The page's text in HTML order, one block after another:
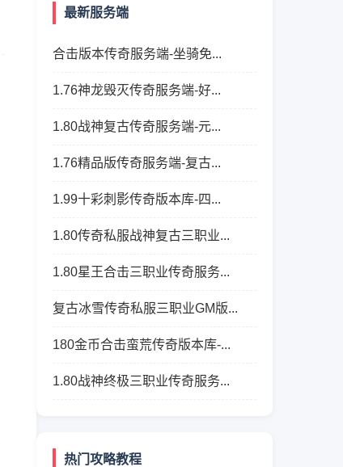
最新服务端
合击版本传奇服务端-坐骑免...
1.76神龙毁灭传奇服务端-好...
1.80战神复古传奇服务端-元...
1.76精品版传奇服务端-复古...
1.99十彩刺影传奇版本库-四...
1.80传奇私服战神复古三职业...
1.80星王合击三职业传奇服务...
复古冰雪传奇私服三职业GM版...
180金币合击蛮荒传奇版本库-...
1.80战神终极三职业传奇服务...
热门攻略教程